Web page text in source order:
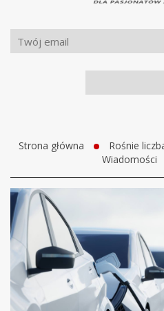
Strona główna
Rośnie
Wiadomości